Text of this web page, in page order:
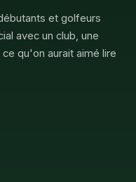
et golfeurs
avec un club, une
qu'on aurait aimé lire